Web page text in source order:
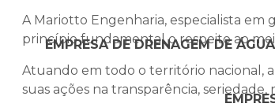
EMPRESA DE DRENAGEM DE ÁGUA
A Mariotto Engenharia, especialista
princípio fundamental o respeito ao
Atuando em todo o território nacional,
suas ações na transparência, seriedade,